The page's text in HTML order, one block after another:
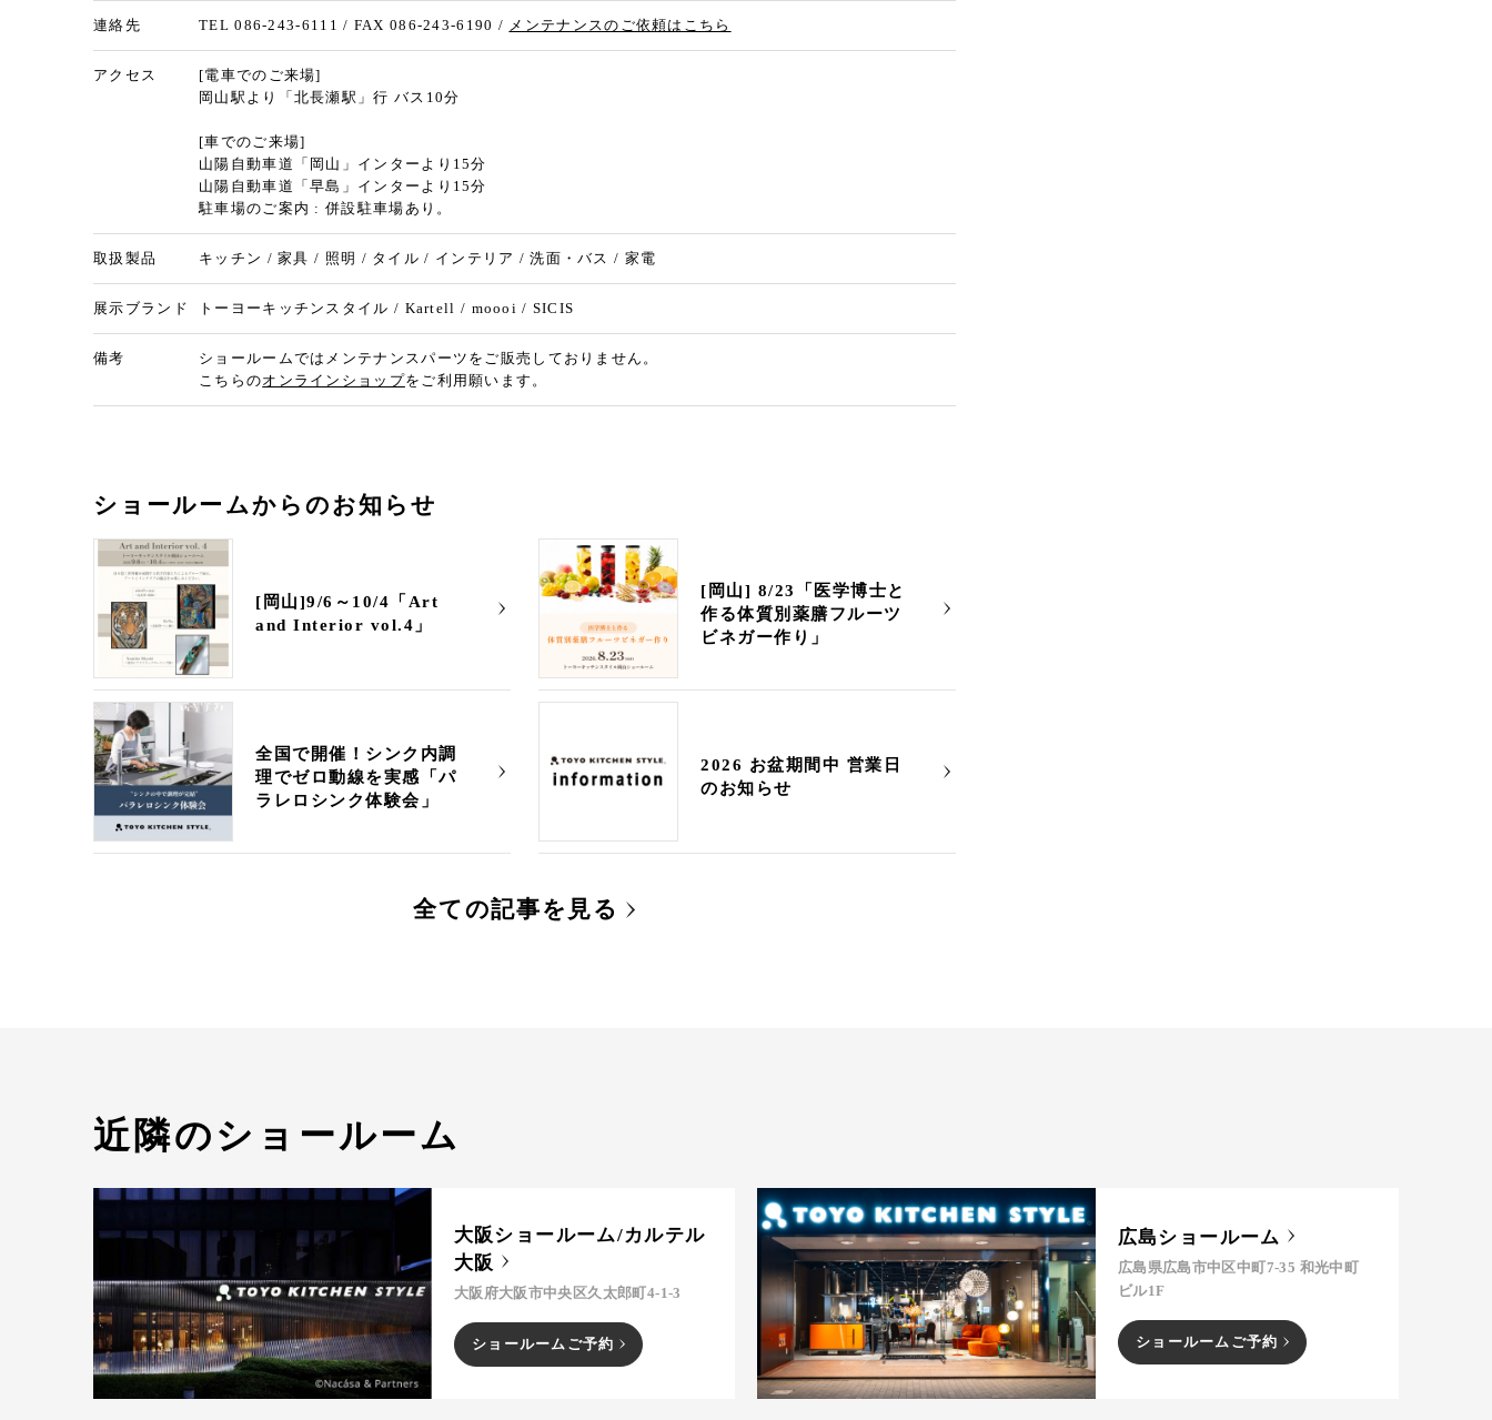
連絡先 TEL 086-243-6111 / FAX 086-243-6190 / メンテナンスのご依頼はこちら
アクセス
[電車でのご来場]
岡山駅より「北長瀬駅」行 バス10分
[車でのご来場]
山陽自動車道「岡山」インターより15分
山陽自動車道「早島」インターより15分
駐車場のご案内 : 併設駐車場あり。
取扱製品 キッチン / 家具 / 照明 / タイル / インテリア / 洗面・バス / 家電
展示ブランド トーヨーキッチンスタイル / Kartell / moooi / SICIS
備考
ショールームではメンテナンスパーツをご販売しておりません。
こちらのオンラインショップをご利用願います。
ショールームからのお知らせ
[岡山]9/6～10/4「Art
and Interior vol.4」
[岡山] 8/23「医学博士と
作る体質別薬膳フルーツ
ビネガー作り」
全国で開催！シンク内調
理でゼロ動線を実感「パ
ラレロシンク体験会」
2026 お盆期間中 営業日
のお知らせ
全ての記事を見る
近隣のショールーム
大阪ショールーム/カルテル
大阪
大阪府大阪市中央区久太郎町4-1-3
ショールームご予約
広島ショールーム
広島県広島市中区中町7-35 和光中町
ビル1F
ショールームご予約